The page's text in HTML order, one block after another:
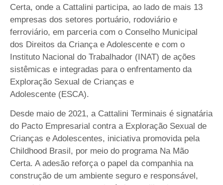
Certa, onde a Cattalini participa, ao lado de mais 13
empresas dos setores portuário, rodoviário e
ferroviário, em parceria com o Conselho Municipal
dos Direitos da Criança e Adolescente e com o
Instituto Nacional do Trabalhador (INAT) de ações
sistêmicas e integradas para o enfrentamento da
Exploração Sexual de Crianças e
Adolescente (ESCA).
Desde maio de 2021, a Cattalini Terminais é signatária
do Pacto Empresarial contra a Exploração Sexual de
Crianças e Adolescentes, iniciativa promovida pela
Childhood Brasil, por meio do programa Na Mão
Certa. A adesão reforça o papel da companhia na
construção de um ambiente seguro e responsável,